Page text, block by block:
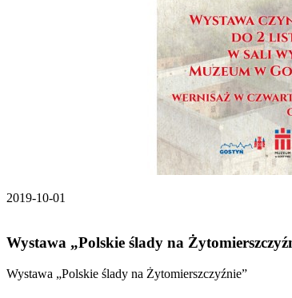
2019-10-01
Wystawa „Polskie ślady na
Wystawa „Polskie ślady na Żytomierszczyźnie”